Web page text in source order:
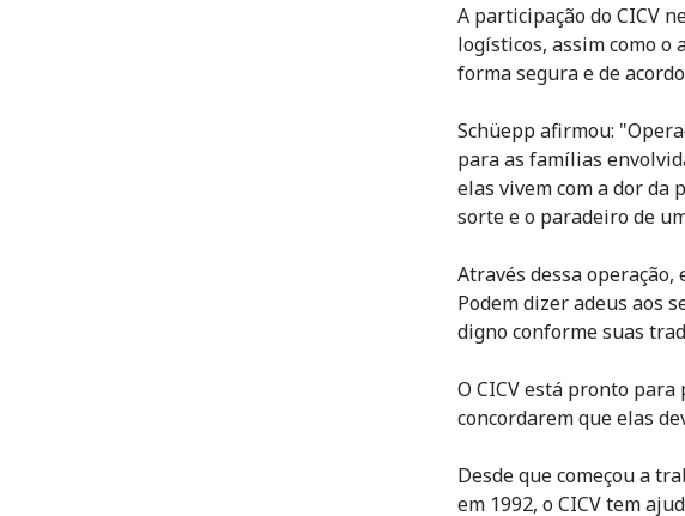
A participação do CICV
logísticos, assim como o
forma segura e de
Schüepp afirmou:
para as famílias
elas vivem com a dor da
sorte e o paradeiro de
Através dessa
Podem dizer adeus aos
digno conforme suas
O CICV está pronto
concordarem que elas
Desde que começou a
em 1992, o CICV tem